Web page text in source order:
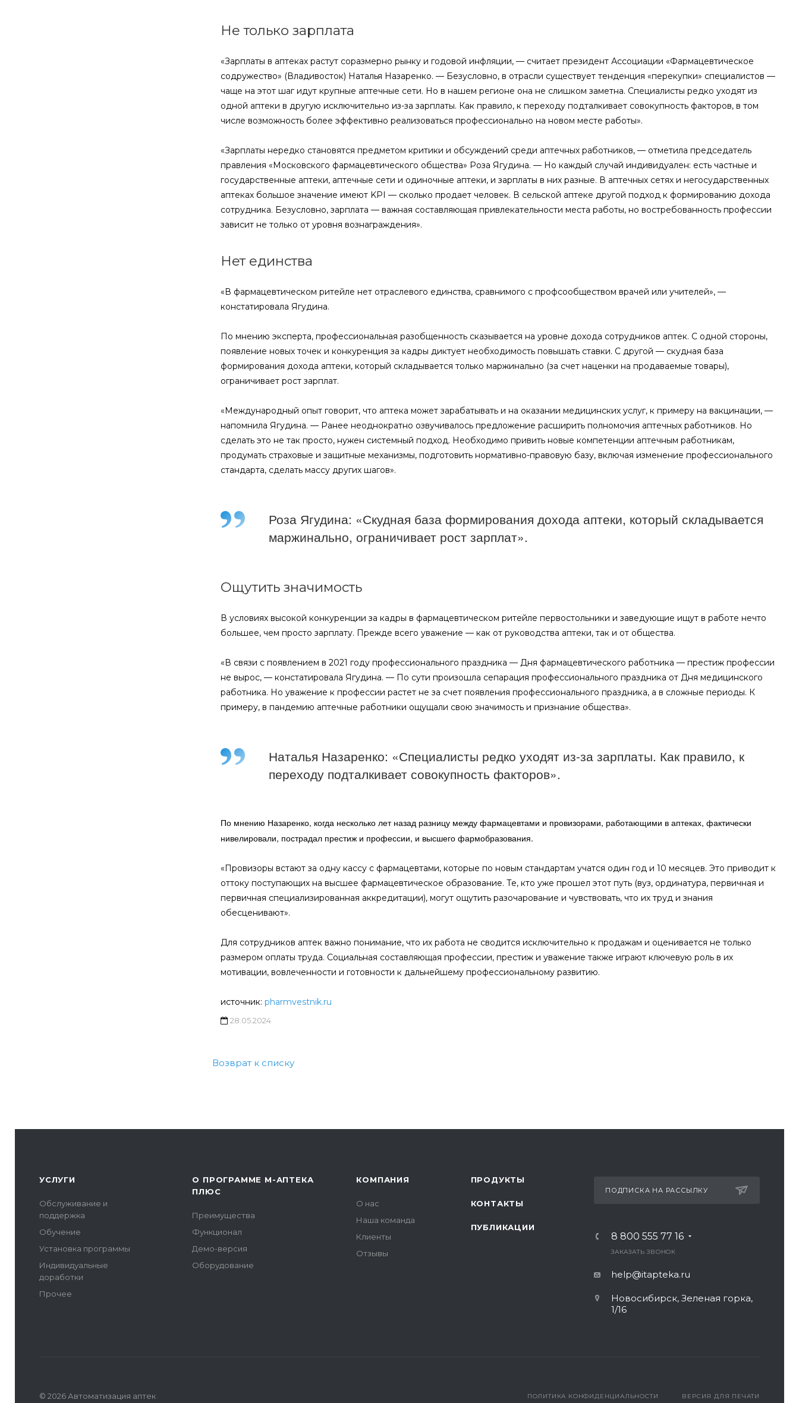
Не только зарплата
«Зарплаты в аптеках растут соразмерно рынку и годовой инфляции, — считает президент Ассоциации «Фармацевтическое
содружество» (Владивосток) Наталья Назаренко. — Безусловно, в отрасли существует тенденция «перекупки» специалистов —
чаще на этот шаг идут крупные аптечные сети. Но в нашем регионе она не слишком заметна. Специалисты редко уходят из
одной аптеки в другую исключительно из-за зарплаты. Как правило, к переходу подталкивает совокупность факторов, в том
числе возможность более эффективно реализоваться профессионально на новом месте работы».
«Зарплаты нередко становятся предметом критики и обсуждений среди аптечных работников, — отметила председатель
правления «Московского фармацевтического общества» Роза Ягудина. — Но каждый случай индивидуален: есть частные и
государственные аптеки, аптечные сети и одиночные аптеки, и зарплаты в них разные. В аптечных сетях и негосударственных
аптеках большое значение имеют KPI — сколько продает человек. В сельской аптеке другой подход к формированию дохода
сотрудника. Безусловно, зарплата — важная составляющая привлекательности места работы, но востребованность профессии
зависит не только от уровня вознаграждения».
Нет единства
«В фармацевтическом ритейле нет отраслевого единства, сравнимого с профсообществом врачей или учителей», —
констатировала Ягудина.
По мнению эксперта, профессиональная разобщенность сказывается на уровне дохода сотрудников аптек. С одной стороны,
появление новых точек и конкуренция за кадры диктует необходимость повышать ставки. С другой — скудная база
формирования дохода аптеки, который складывается только маржинально (за счет наценки на продаваемые товары),
ограничивает рост зарплат.
«Международный опыт говорит, что аптека может зарабатывать и на оказании медицинских услуг, к примеру на вакцинации, —
напомнила Ягудина. — Ранее неоднократно озвучивалось предложение расширить полномочия аптечных работников. Но
сделать это не так просто, нужен системный подход. Необходимо привить новые компетенции аптечным работникам,
продумать страховые и защитные механизмы, подготовить нормативно-правовую базу, включая изменение профессионального
стандарта, сделать массу других шагов».
Роза Ягудина: «Скудная база формирования дохода аптеки, который складывается
маржинально, ограничивает рост зарплат».
Ощутить значимость
В условиях высокой конкуренции за кадры в фармацевтическом ритейле первостольники и заведующие ищут в работе нечто
большее, чем просто зарплату. Прежде всего уважение — как от руководства аптеки, так и от общества.
«В связи с появлением в 2021 году профессионального праздника — Дня фармацевтического работника — престиж профессии
не вырос, — констатировала Ягудина. — По сути произошла сепарация профессионального праздника от Дня медицинского
работника. Но уважение к профессии растет не за счет появления профессионального праздника, а в сложные периоды. К
примеру, в пандемию аптечные работники ощущали свою значимость и признание общества».
Наталья Назаренко: «Специалисты редко уходят из-за зарплаты. Как правило, к
переходу подталкивает совокупность факторов».
По мнению Назаренко, когда несколько лет назад разницу между фармацевтами и провизорами, работающими в аптеках, фактически
нивелировали, пострадал престиж и профессии, и высшего фармобразования.
«Провизоры встают за одну кассу с фармацевтами, которые по новым стандартам учатся один год и 10 месяцев. Это приводит к
оттоку поступающих на высшее фармацевтическое образование. Те, кто уже прошел этот путь (вуз, ординатура, первичная и
первичная специализированная аккредитации), могут ощутить разочарование и чувствовать, что их труд и знания
обесценивают».
Для сотрудников аптек важно понимание, что их работа не сводится исключительно к продажам и оценивается не только
размером оплаты труда. Социальная составляющая профессии, престиж и уважение также играют ключевую роль в их
мотивации, вовлеченности и готовности к дальнейшему профессиональному развитию.
источник: pharmvestnik.ru
28.05.2024
Возврат к списку
УСЛУГИ
Обслуживание и
поддержка
Обучение
Установка программы
Индивидуальные
доработки
Прочее
О ПРОГРАММЕ М-АПТЕКА
ПЛЮС
Преимущества
Функционал
Демо-версия
Оборудование
КОМПАНИЯ
О нас
Наша команда
Клиенты
Отзывы
ПРОДУКТЫ
КОНТАКТЫ
ПУБЛИКАЦИИ
ПОДПИСКА НА РАССЫЛКУ
8 800 555 77 16
ЗАКАЗАТЬ ЗВОНОК
help@itapteka.ru
Новосибирск, Зеленая горка,
1/16
ВЕРСИЯ ДЛЯ ПЕЧАТИ
ПОЛИТИКА КОНФИДЕНЦИАЛЬНОСТИ
© 2026 Автоматизация аптек